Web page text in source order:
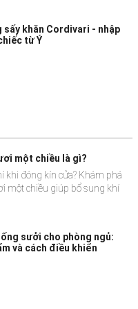
sấy khăn Cordivari - nhập
từ Ý
một chiều là gì?
khi đóng kín cửa? Khám phá
một chiều giúp bổ sung khí
sưởi cho phòng ngủ:
và cách điều khiển